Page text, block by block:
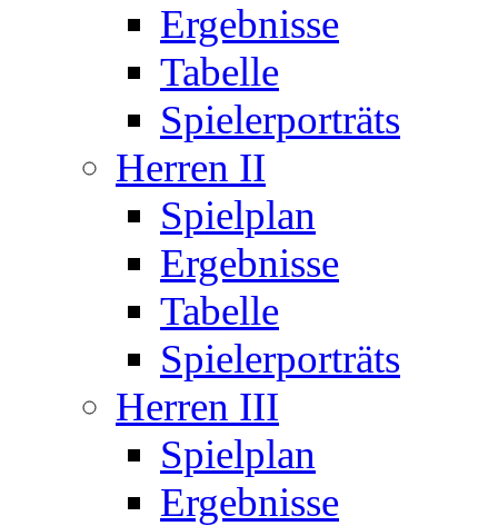
Ergebnisse
Tabelle
Spielerporträts
Herren II
Spielplan
Ergebnisse
Tabelle
Spielerporträts
Herren III
Spielplan
Ergebnisse